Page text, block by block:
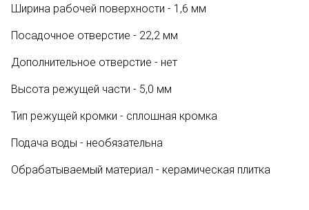
Ширина рабочей поверхности - 1,6 мм
Посадочное отверстие - 22,2 мм
Дополнительное отверстие - нет
Высота режущей части - 5,0 мм
Тип режущей кромки - сплошная кромка
Подача воды - необязательна
Обрабатываемый материал - керамическая плитка